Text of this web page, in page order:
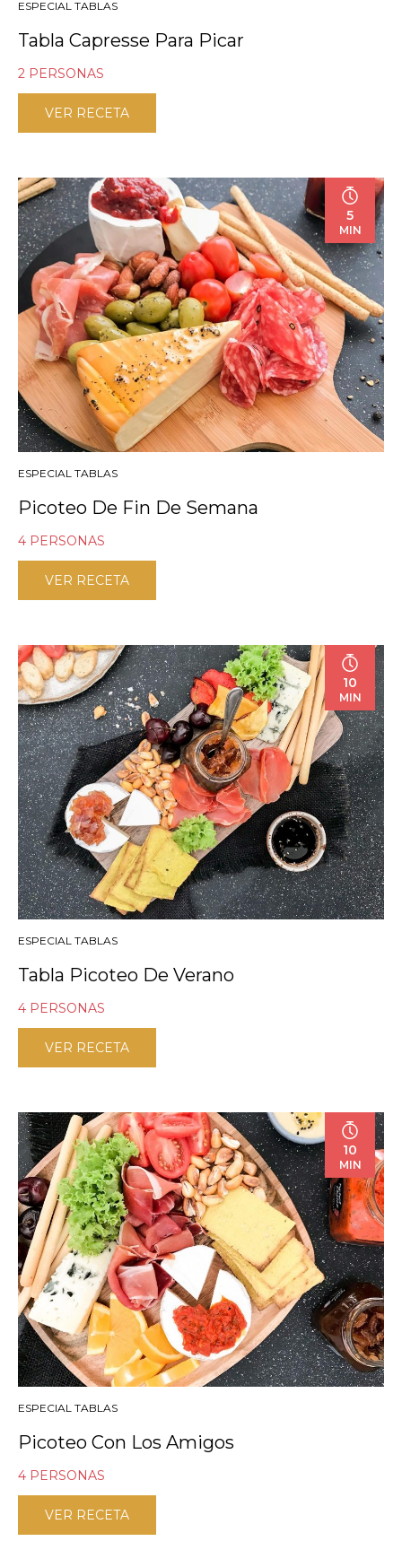
ESPECIAL TABLAS
Tabla Capresse Para Picar
2 PERSONAS
VER RECETA
5
MIN
ESPECIAL TABLAS
Picoteo De Fin De Semana
4 PERSONAS
VER RECETA
10
MIN
ESPECIAL TABLAS
Tabla Picoteo De Verano
4 PERSONAS
VER RECETA
10
MIN
ESPECIAL TABLAS
Picoteo Con Los Amigos
4 PERSONAS
VER RECETA